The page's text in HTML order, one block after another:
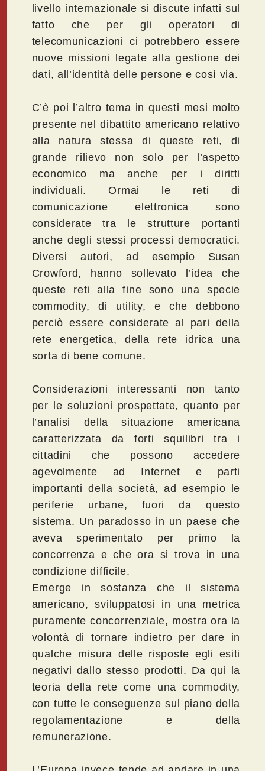
livello internazionale si discute infatti sul
fatto che per gli operatori di
telecomunicazioni ci potrebbero essere
nuove missioni legate alla gestione dei
dati, all’identità delle persone e così via.
C’è poi l’altro tema in questi mesi molto
presente nel dibattito americano relativo
alla natura stessa di queste reti, di
grande rilievo non solo per l’aspetto
economico ma anche per i diritti
individuali. Ormai le reti di
comunicazione elettronica sono
considerate tra le strutture portanti
anche degli stessi processi democratici.
Diversi autori, ad esempio Susan
Crowford, hanno sollevato l’idea che
queste reti alla fine sono una specie
commodity, di utility, e che debbono
perciò essere considerate al pari della
rete energetica, della rete idrica una
sorta di bene comune.
Considerazioni interessanti non tanto
per le soluzioni prospettate, quanto per
l’analisi della situazione americana
caratterizzata da forti squilibri tra i
cittadini che possono accedere
agevolmente ad Internet e parti
importanti della società, ad esempio le
periferie urbane, fuori da questo
sistema. Un paradosso in un paese che
aveva sperimentato per primo la
concorrenza e che ora si trova in una
condizione difficile.
Emerge in sostanza che il sistema
americano, sviluppatosi in una metrica
puramente concorrenziale, mostra ora la
volontà di tornare indietro per dare in
qualche misura delle risposte egli esiti
negativi dallo stesso prodotti. Da qui la
teoria della rete come una commodity,
con tutte le conseguenze sul piano della
regolamentazione e della
remunerazione.